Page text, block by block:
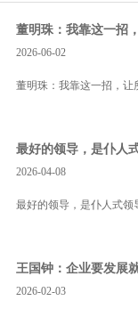
2026-06-02
董明珠：我靠这一招，让
最好的领导，是仆人
2026-04-08
最好的领导，是仆人式领
王国钟：企业要发展
2026-02-03